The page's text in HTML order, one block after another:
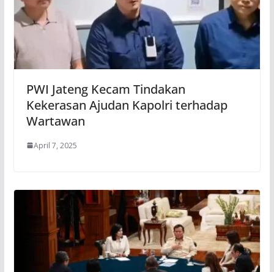
PWI Jateng Kecam Tindakan
Kekerasan Ajudan Kapolri terhadap
Wartawan
April 7, 2025